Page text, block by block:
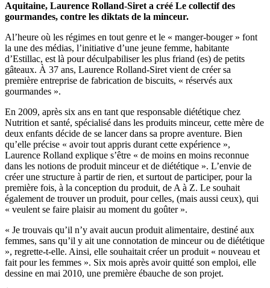
Aquitaine, Laurence Rolland-Siret a créé Le collectif des
gourmandes, contre les diktats de la minceur.
Al’heure où les régimes en tout genre et le « manger-bouger » font
la une des médias, l’initiative d’une jeune femme, habitante
d’Estillac, est là pour déculpabiliser les plus friand (es) de petits
gâteaux. À 37 ans, Laurence Rolland-Siret vient de créer sa
première entreprise de fabrication de biscuits, « réservés aux
gourmandes ».
En 2009, après six ans en tant que responsable diététique chez
Nutrition et santé, spécialisé dans les produits minceur, cette mère de
deux enfants décide de se lancer dans sa propre aventure. Bien
qu’elle précise « avoir tout appris durant cette expérience »,
Laurence Rolland explique s’être « de moins en moins reconnue
dans les notions de produit minceur et de diététique ». L’envie de
créer une structure à partir de rien, et surtout de participer, pour la
première fois, à la conception du produit, de A à Z. Le souhait
également de trouver un produit, pour celles, (mais aussi ceux), qui
« veulent se faire plaisir au moment du goûter ».
« Je trouvais qu’il n’y avait aucun produit alimentaire, destiné aux
femmes, sans qu’il y ait une connotation de minceur ou de diététique
», regrette-t-elle. Ainsi, elle souhaitait créer un produit « nouveau et
fait pour les femmes ». Six mois après avoir quitté son emploi, elle
dessine en mai 2010, une première ébauche de son projet.